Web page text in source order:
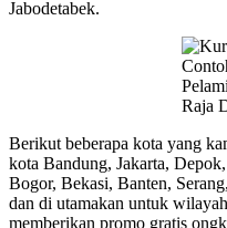
Jabodetabek.
Raja
Berikut beberapa kota yang
kota Bandung, Jakarta,
Bogor, Bekasi, Banten,
dan di utamakan untuk
memberikan promo gratis